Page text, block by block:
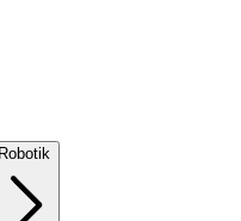
Robotik